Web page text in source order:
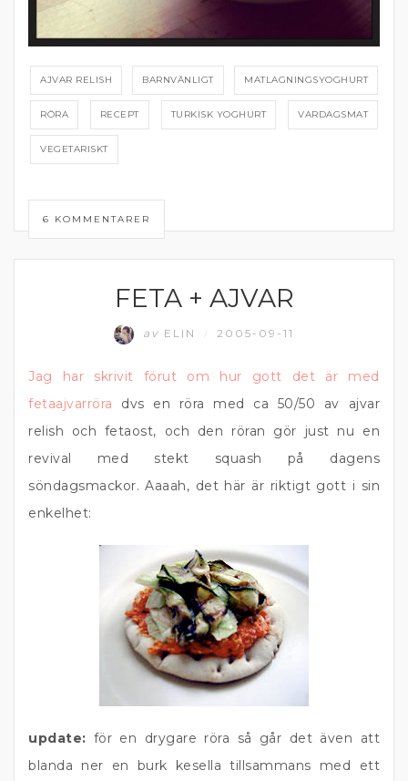
AJVAR RELISH BARNVÄNLIGT MATLAGNINGSYOGHURT
RÖRA RECEPT TURKISK YOGHURT VARDAGSMAT
VEGETARISKT
6 KOMMENTARER
DIPP OCH RÖRORFETA + AJVAR
av ELIN 2005-09-11
Jag har skrivit förut om hur gott det är med
fetaajvarröra dvs en röra med ca 50/50 av ajvar
relish och fetaost, och den röran gör just nu en
revival med stekt squash på dagens
söndagsmackor. Aaaah, det här är riktigt gott i sin
enkelhet:
update: för en drygare röra så går det även att
blanda ner en burk kesella tillsammans med ett